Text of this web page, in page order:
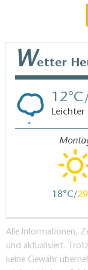
Zugang
von 85 cm
Kommentar:
Rezeption
Zimmer
Zugang
Länge der
Zimmer: > 150
Breite der
Zimmer: >
Länge der
Wetter
12
Leichter
18 29
Alle Informationen,
und aktualisiert.
keine Gewähr